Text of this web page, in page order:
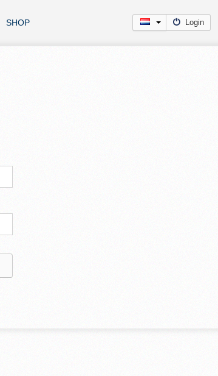
SHOP Login